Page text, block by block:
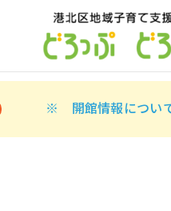
※ 開館情報につい